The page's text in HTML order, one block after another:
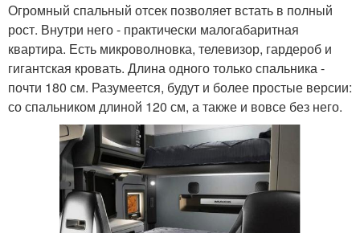
Огромный спальный отсек позволяет встать в полный
рост. Внутри него - практически малогабаритная
квартира. Есть микроволновка, телевизор, гардероб и
гигантская кровать. Длина одного только спальника -
почти 180 см. Разумеется, будут и более простые версии:
со спальником длиной 120 см, а также и вовсе без него.